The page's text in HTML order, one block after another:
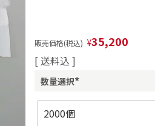
販売価格(税込) ¥35,200
送料込
数量選択
必
)